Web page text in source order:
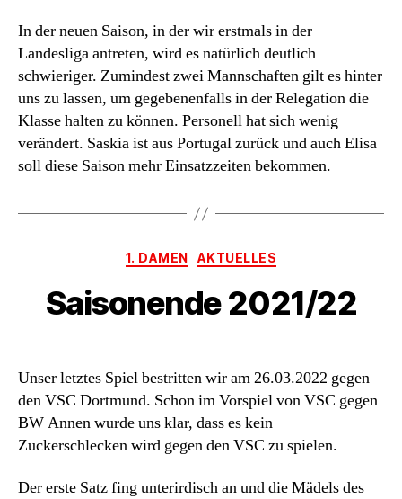
In der neuen Saison, in der wir erstmals in der
Landesliga antreten, wird es natürlich deutlich
schwieriger. Zumindest zwei Mannschaften gilt es hinter
uns zu lassen, um gegebenenfalls in der Relegation die
Klasse halten zu können. Personell hat sich wenig
verändert. Saskia ist aus Portugal zurück und auch Elisa
soll diese Saison mehr Einsatzzeiten bekommen.
Kategorien
1. DAMEN AKTUELLES
Saisonende 2021/22
Unser letztes Spiel bestritten wir am 26.03.2022 gegen
den VSC Dortmund. Schon im Vorspiel von VSC gegen
BW Annen wurde uns klar, dass es kein
Zuckerschlecken wird gegen den VSC zu spielen.
Der erste Satz fing unterirdisch an und die Mädels des